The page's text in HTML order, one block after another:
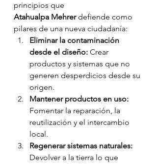
principios que
Atahualpa Mehrer defiende como
pilares de una nueva ciudadanía:
Eliminar la contaminación
desde el diseño: Crear
productos y sistemas que no
generen desperdicios desde su
origen.
Mantener productos en uso:
Fomentar la reparación, la
reutilización y el intercambio
local.
Regenerar sistemas naturales:
Devolver a la tierra lo que